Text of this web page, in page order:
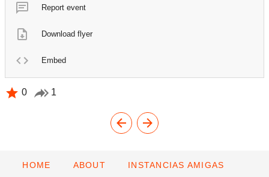
Report event
Download flyer
Embed
0 1
HOME ABOUT INSTANCIAS AMIGAS